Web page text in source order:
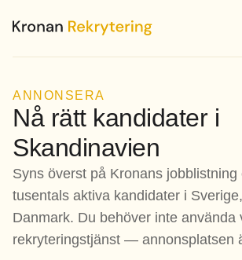
ANNONSERA
Nå rätt kandidater i
Skandinavien
Syns överst på Kronans jobblistning
tusentals aktiva kandidater i
Danmark. Du behöver inte använda
rekryteringstjänst — annonsplatsen